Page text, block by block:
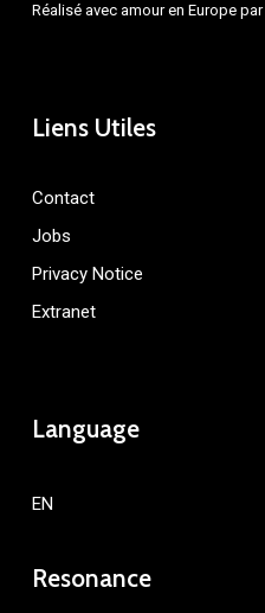
Réalisé avec amour en Europe par
Liens Utiles
Contact
Jobs
Privacy Notice
Extranet
Language
EN
Resonance